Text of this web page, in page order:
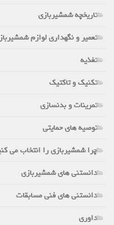
تاریخچه شمشیربازی
تعمیر و نگهداری لوازم شمشیربازی
تغذیه
تکنیک و تاکتیک
تمرینات و بدنسازی
توصیه های حمایتی
چرا شمشیربازی را انتخاب می کنیم
دانستنی های شمشیربازی
دانستنی های فنی مسابقات
داوری